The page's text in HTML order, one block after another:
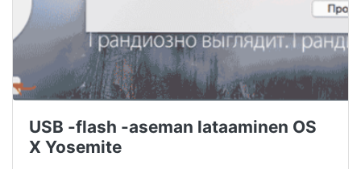
USB -flash -aseman lataaminen OS
X Yosemite